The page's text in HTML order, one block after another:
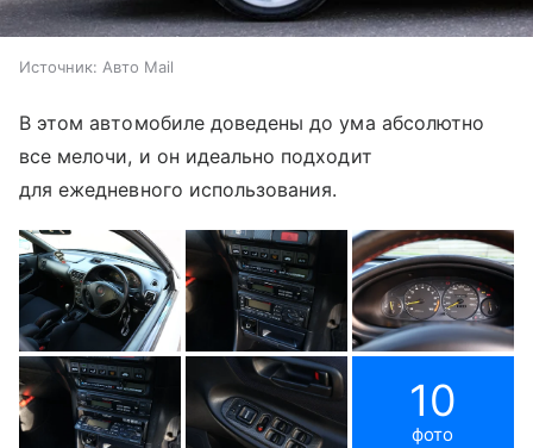
Источник: Авто Mail
В этом автомобиле доведены до ума абсолютно
все мелочи, и он идеально подходит
для ежедневного использования.
10
фото